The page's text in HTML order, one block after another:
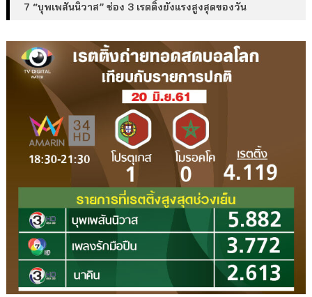
7 “บุพเพสันนิวาส” ช่อง 3 เรตติ้งยังแรงสูงสุดของวัน